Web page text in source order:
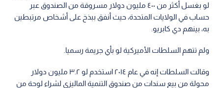
لو بغسل أكثر من ٤٠٠ مليون دولار مسروقة من الصندوق عبر
حساب في الولايات المتحدة، حيث أنفق ببذخ على أشخاص مرتبطين
به، بينهم دي كابريو.
ولم تتهم السلطات الأميركية لو بأي جريمة رسميا.
وقالت السلطات إنه في عام ٢٠١٤ استخدم لو ٣.٢ مليون دولار
محولة من بيع سندات من صندوق التنمية الماليزي لشراء لوحة من